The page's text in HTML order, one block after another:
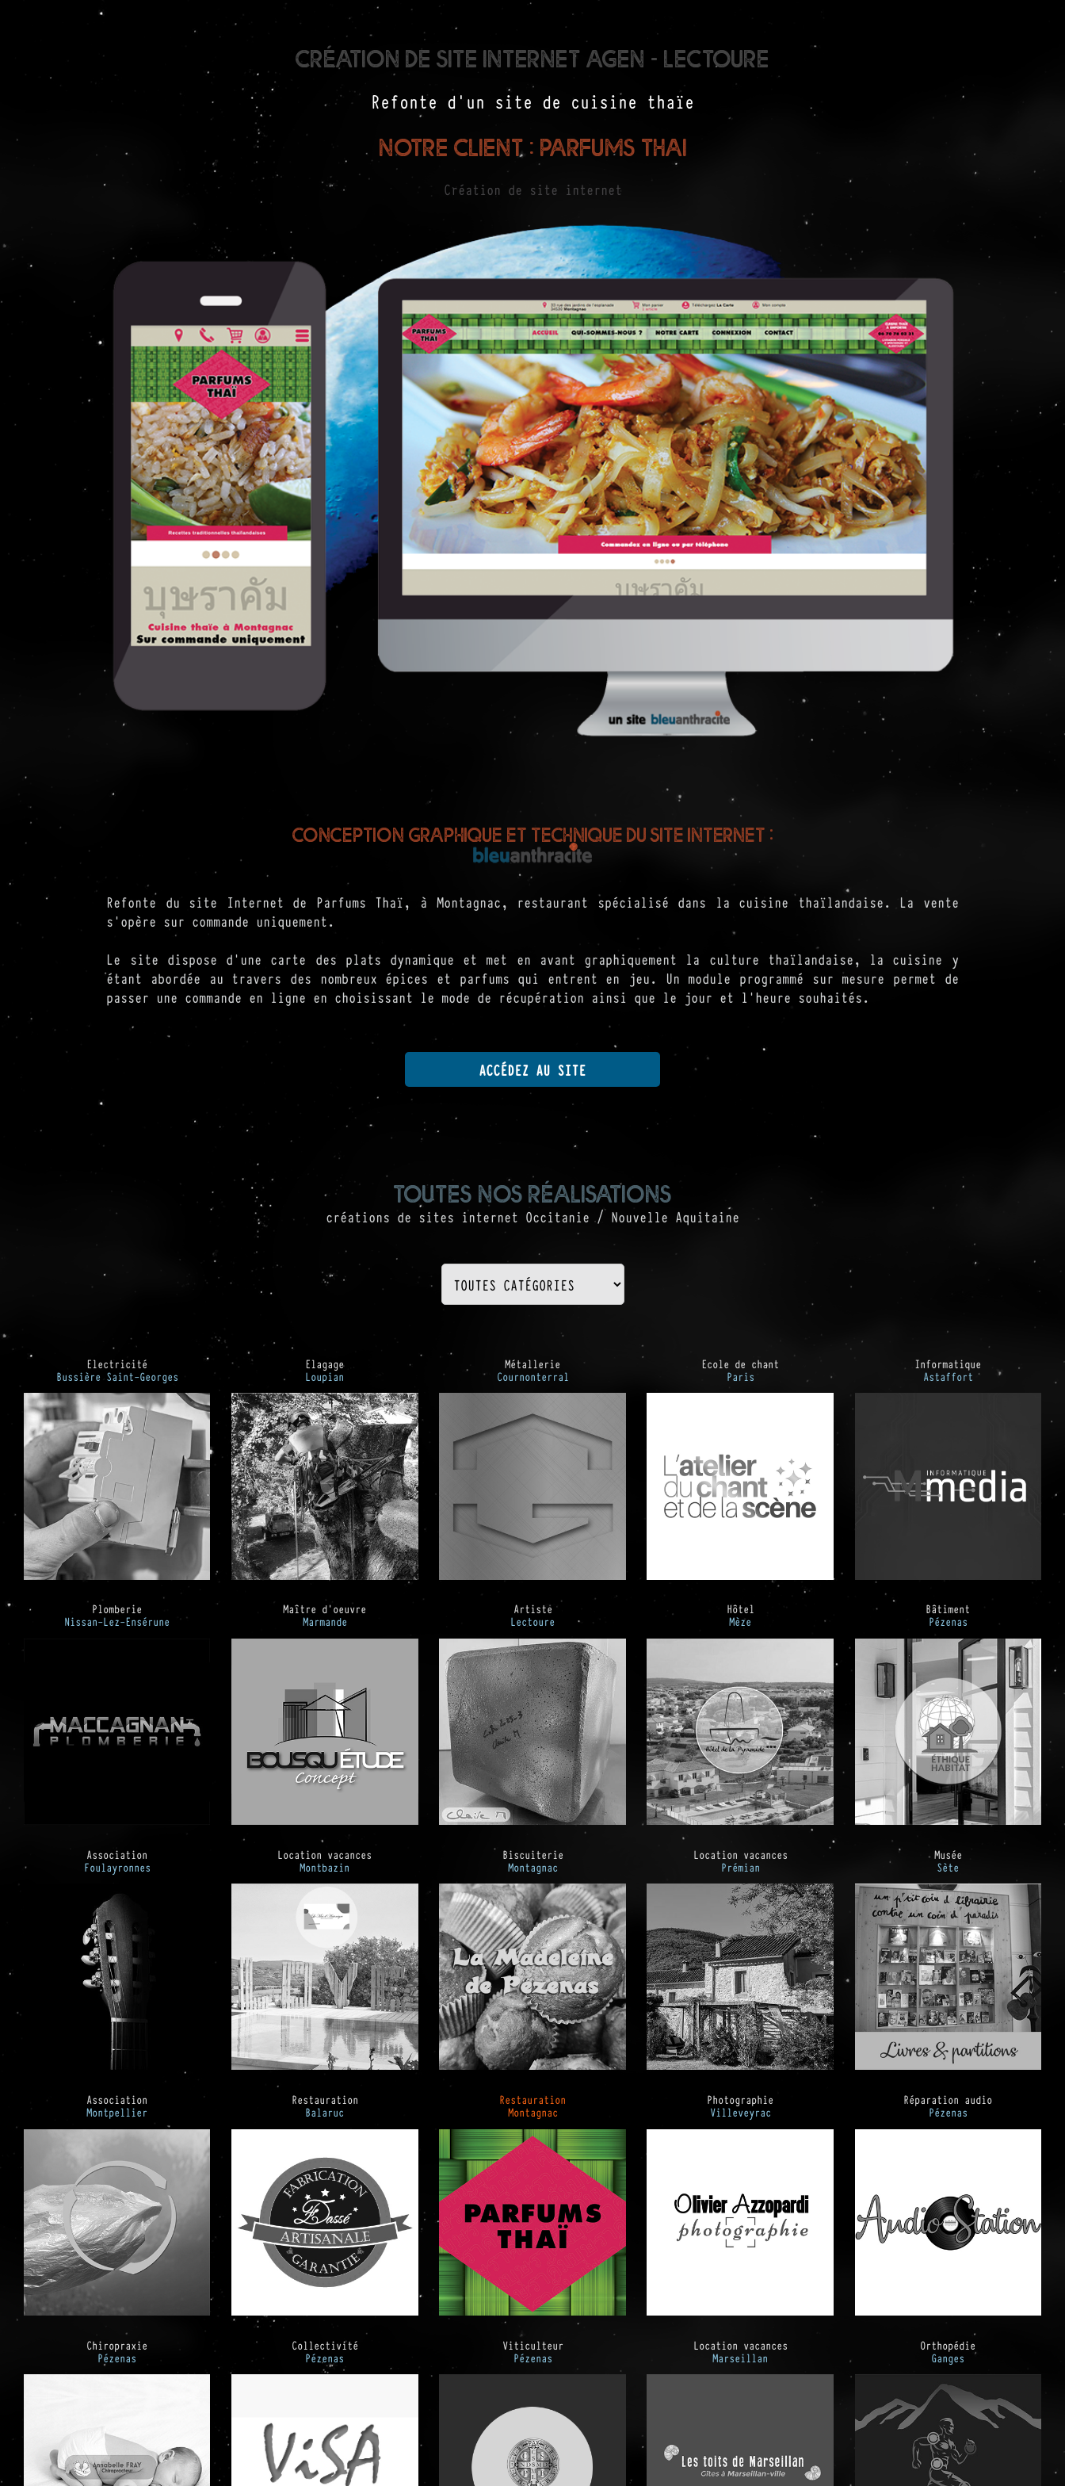
création de site internet Agen - Lectoure
Refonte d'un site de cuisine thaïe
Notre client : Parfums thai
Création de site internet
Conception graphique et technique du site internet :
Refonte du site Internet de Parfums Thaï, à Montagnac, restaurant spécialisé dans la cuisine thaïlandaise. La vente
s'opère sur commande uniquement.
Le site dispose d'une carte des plats dynamique et met en avant graphiquement la culture thaïlandaise, la cuisine y
étant abordée au travers des nombreux épices et parfums qui entrent en jeu. Un module programmé sur mesure permet de
passer une commande en ligne en choisissant le mode de récupération ainsi que le jour et l'heure souhaités.
ACCÉDEZ AU SITE
toutes nos réalisations
créations de sites internet Occitanie / Nouvelle Aquitaine
Electricité
Bussière Saint-Georges
Elagage
Loupian
Métallerie
Cournonterral
Ecole de chant
Paris
Informatique
Astaffort
Plomberie
Nissan-Lez-Ensérune
Maître d'oeuvre
Marmande
Artiste
Lectoure
Hôtel
Mèze
Bâtiment
Pézenas
Association
Foulayronnes
Location vacances
Montbazin
Biscuiterie
Montagnac
Location vacances
Prémian
Musée
Sète
Association
Montpellier
Restauration
Balaruc
Restauration
Montagnac
Photographie
Villeveyrac
Réparation audio
Pézenas
Chiropraxie
Pézenas
Collectivité
Pézenas
Viticulteur
Pézenas
Location vacances
Marseillan
Orthopédie
Ganges